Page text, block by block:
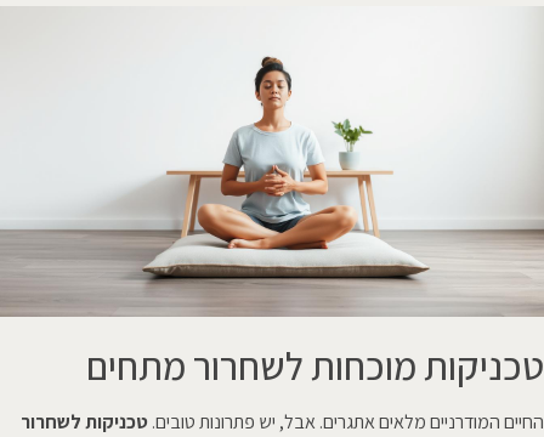
טכניקות מוכחות לשחרור מתחים
החיים המודרניים מלאים אתגרים. אבל, יש פתרונות טובים.טכניקות לשחרור